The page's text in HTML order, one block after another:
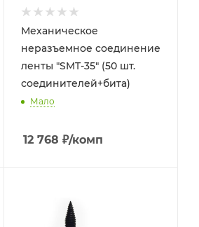
Механическое
неразъемное соединение
ленты "SMT-35" (50 шт.
соединителей+бита)
Мало
12 768 ₽/комп